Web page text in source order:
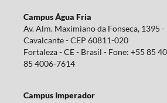
Campus Água Fria
Av. Alm. Maximiano da Fonseca, 1395 -
Cavalcante - CEP 60811-020
Fortaleza - CE - Brasil - Fone: +55 85
85 4006-7614
Campus Imperador